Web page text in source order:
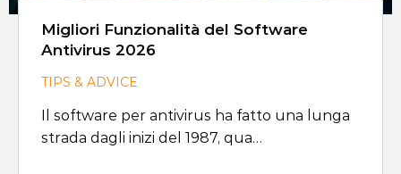
Migliori Funzionalità del Software
Antivirus 2026
TIPS & ADVICE
Il software per antivirus ha fatto una lunga
strada dagli inizi del 1987, qua…